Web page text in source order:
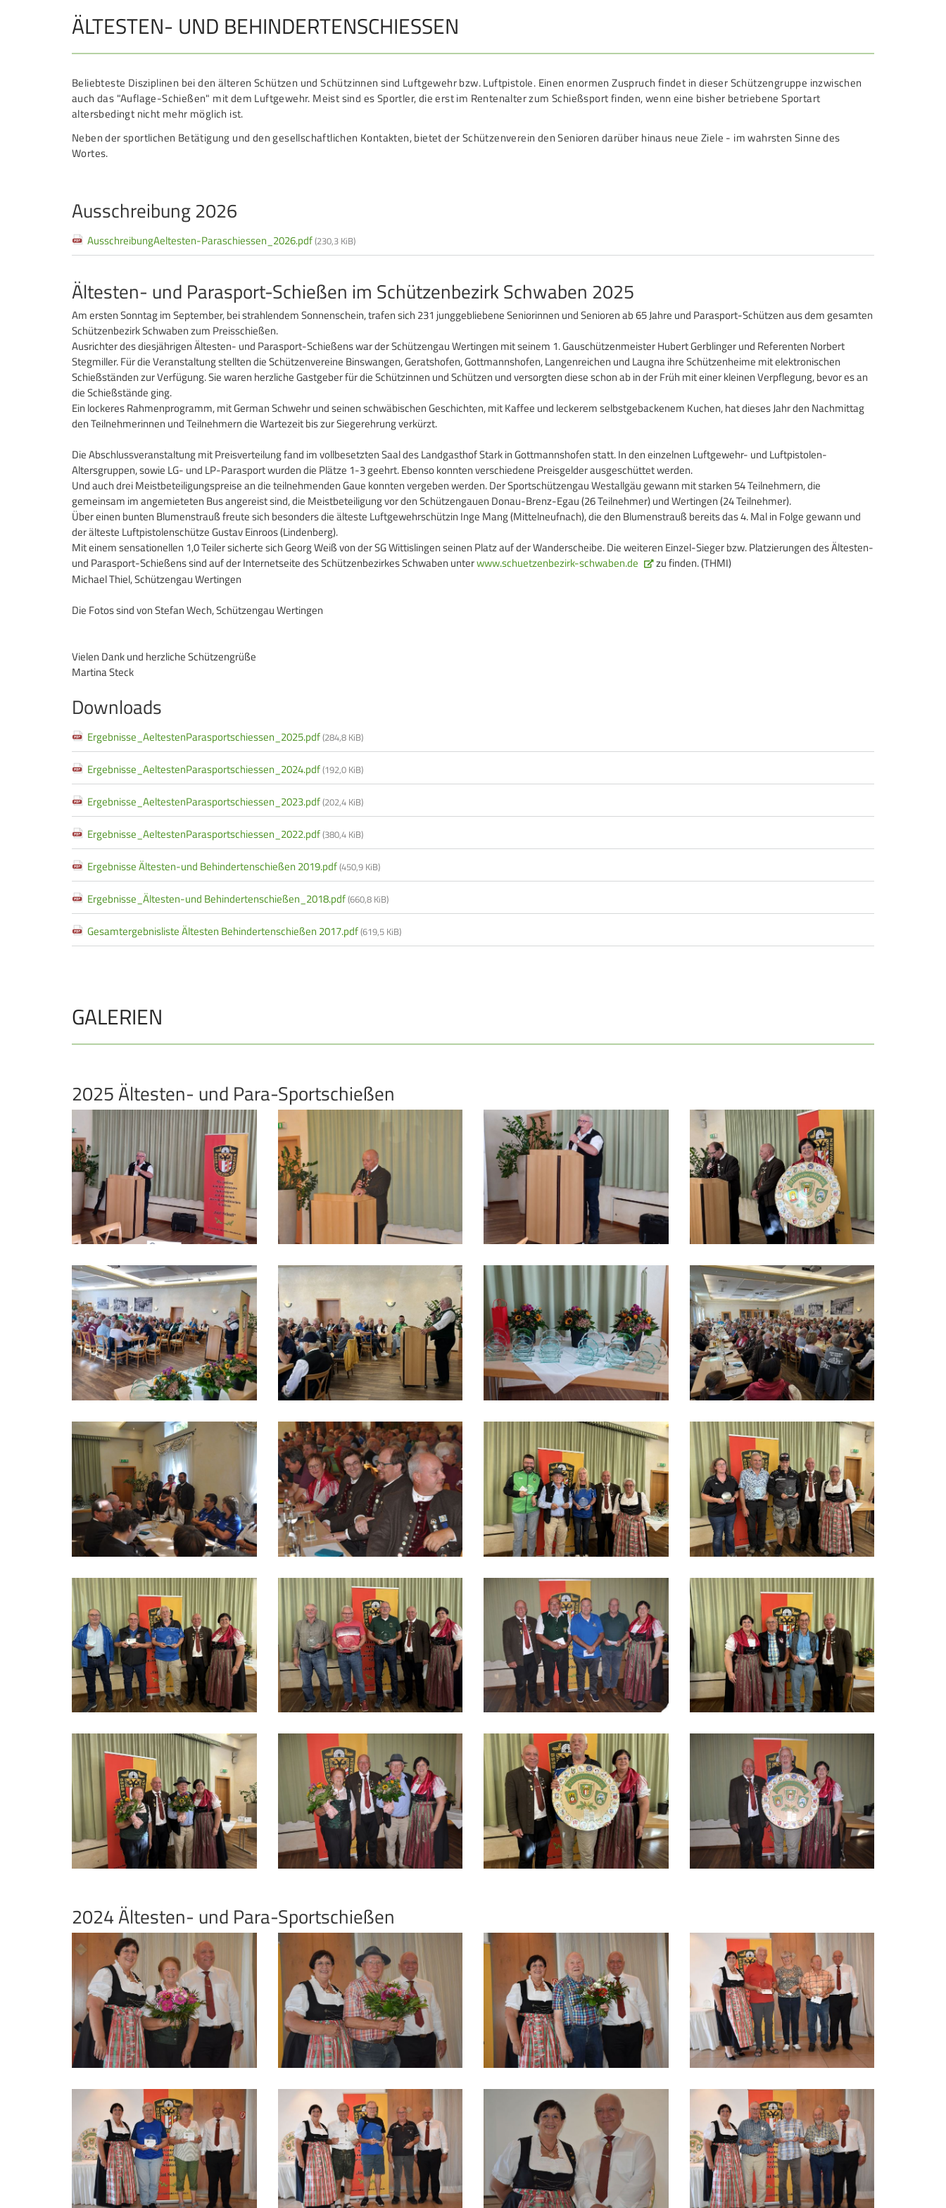
ÄLTESTEN- UND BEHINDERTENSCHIESSEN
Beliebteste Disziplinen bei den älteren Schützen und Schützinnen sind Luftgewehr bzw. Luftpistole. Einen enormen Zuspruch findet in dieser Schützengruppe inzwischen
auch das "Auflage-Schießen" mit dem Luftgewehr. Meist sind es Sportler, die erst im Rentenalter zum Schießsport finden, wenn eine bisher betriebene Sportart
altersbedingt nicht mehr möglich ist.
Neben der sportlichen Betätigung und den gesellschaftlichen Kontakten, bietet der Schützenverein den Senioren darüber hinaus neue Ziele - im wahrsten Sinne des
Wortes.
Ausschreibung 2026
AusschreibungAeltesten-Paraschiessen_2026.pdf(230,3 KiB)
Ältesten- und Parasport-Schießen im Schützenbezirk Schwaben 2025
Am ersten Sonntag im September, bei strahlendem Sonnenschein, trafen sich 231 junggebliebene Seniorinnen und Senioren ab 65 Jahre und Parasport-Schützen aus dem gesamten
Schützenbezirk Schwaben zum Preisschießen.
Ausrichter des diesjährigen Ältesten- und Parasport-Schießens war der Schützengau Wertingen mit seinem 1. Gauschützenmeister Hubert Gerblinger und Referenten Norbert
Stegmiller. Für die Veranstaltung stellten die Schützenvereine Binswangen, Geratshofen, Gottmannshofen, Langenreichen und Laugna ihre Schützenheime mit elektronischen
Schießständen zur Verfügung. Sie waren herzliche Gastgeber für die Schützinnen und Schützen und versorgten diese schon ab in der Früh mit einer kleinen Verpflegung, bevor es an
die Schießstände ging.
Ein lockeres Rahmenprogramm, mit German Schwehr und seinen schwäbischen Geschichten, mit Kaffee und leckerem selbstgebackenem Kuchen, hat dieses Jahr den Nachmittag
den Teilnehmerinnen und Teilnehmern die Wartezeit bis zur Siegerehrung verkürzt.
Die Abschlussveranstaltung mit Preisverteilung fand im vollbesetzten Saal des Landgasthof Stark in Gottmannshofen statt. In den einzelnen Luftgewehr- und Luftpistolen-
Altersgruppen, sowie LG- und LP-Parasport wurden die Plätze 1-3 geehrt. Ebenso konnten verschiedene Preisgelder ausgeschüttet werden.
Und auch drei Meistbeteiligungspreise an die teilnehmenden Gaue konnten vergeben werden. Der Sportschützengau Westallgäu gewann mit starken 54 Teilnehmern, die
gemeinsam im angemieteten Bus angereist sind, die Meistbeteiligung vor den Schützengauen Donau-Brenz-Egau (26 Teilnehmer) und Wertingen (24 Teilnehmer).
Über einen bunten Blumenstrauß freute sich besonders die älteste Luftgewehrschützin Inge Mang (Mittelneufnach), die den Blumenstrauß bereits das 4. Mal in Folge gewann und
der älteste Luftpistolenschütze Gustav Einroos (Lindenberg).
Mit einem sensationellen 1,0 Teiler sicherte sich Georg Weiß von der SG Wittislingen seinen Platz auf der Wanderscheibe. Die weiteren Einzel-Sieger bzw. Platzierungen des Ältesten-
und Parasport-Schießens sind auf der Internetseite des Schützenbezirkes Schwaben unterwww.schuetzenbezirk-schwaben.de
zu finden. (THMI)
Michael Thiel, Schützengau Wertingen
Die Fotos sind von Stefan Wech, Schützengau Wertingen
Vielen Dank und herzliche Schützengrüße
Martina Steck
Downloads
Ergebnisse_AeltestenParasportschiessen_2025.pdf(284,8 KiB)
Ergebnisse_AeltestenParasportschiessen_2024.pdf(192,0 KiB)
Ergebnisse_AeltestenParasportschiessen_2023.pdf(202,4 KiB)
Ergebnisse_AeltestenParasportschiessen_2022.pdf(380,4 KiB)
Ergebnisse Ältesten-und Behindertenschießen 2019.pdf(450,9 KiB)
Ergebnisse_Ältesten-und Behindertenschießen_2018.pdf(660,8 KiB)
Gesamtergebnisliste Ältesten Behindertenschießen 2017.pdf(619,5 KiB)
GALERIEN
2025 Ältesten- und Para-Sportschießen
2024 Ältesten- und Para-Sportschießen
JUGEND
Sommerbiathlon
Lichtgewehre
DAMEN
Frauen Ü40
Para-Schießsport